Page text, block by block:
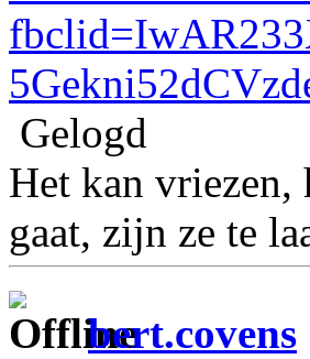
Gelogd
Het kan vriezen,
gaat, zijn ze te
bert.covens